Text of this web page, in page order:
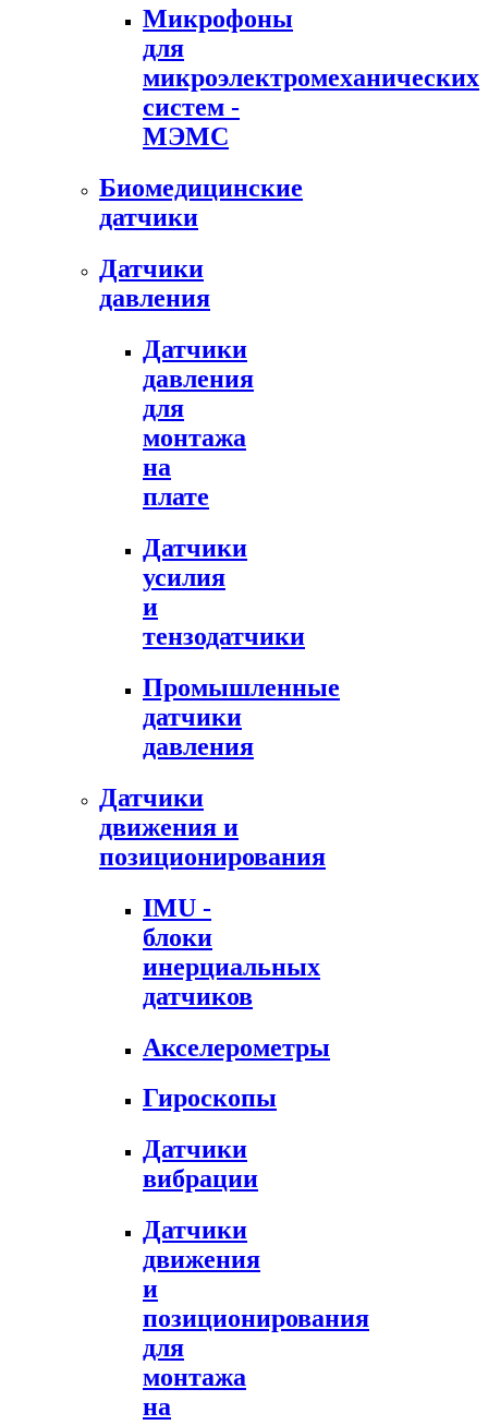
Микрофоны
для
микроэлектромеханических
систем -
МЭМС
Биомедицинские
датчики
Датчики
давления
Датчики
давления
для
монтажа
на
плате
Датчики
усилия
и
тензодатчики
Промышленные
датчики
давления
Датчики
движения и
позиционирования
IMU -
блоки
инерциальных
датчиков
Акселерометры
Гироскопы
Датчики
вибрации
Датчики
движения
и
позиционирования
для
монтажа
на